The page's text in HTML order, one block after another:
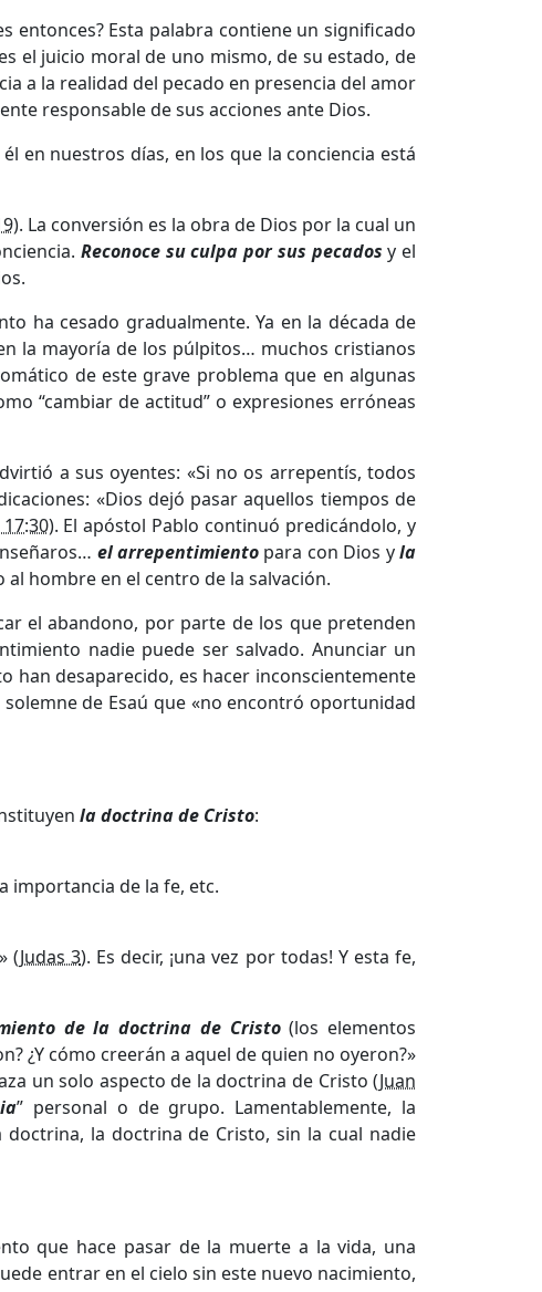
entonces? Esta palabra contiene un significado
el juicio moral de uno mismo, de su estado, de
a la realidad del pecado en presencia del amor
responsable de sus acciones ante Dios.
en nuestros días, en los que la conciencia está
). La conversión es la obra de Dios por la cual un
Reconoce su culpa por sus pecados y el
ha cesado gradualmente. Ya en la década de
la mayoría de los púlpitos… muchos cristianos
de este grave problema que en algunas
“cambiar de actitud” o expresiones erróneas
a sus oyentes: «Si no os arrepentís, todos
«Dios dejó pasar aquellos tiempos de
). El apóstol Pablo continuó predicándolo, y
el arrepentimiento para con Dios yla
hombre en el centro de la salvación.
el abandono, por parte de los que pretenden
nadie puede ser salvado. Anunciar un
han desaparecido, es hacer inconscientemente
de Esaú que «no encontró oportunidad
la doctrina de Cristo:
importancia de la fe, etc.
(Judas 3). Es decir, ¡una vez por todas! Y esta fe,
de la doctrina de Cristo(los elementos
¿Y cómo creerán a aquel de quien no oyeron?»
un solo aspecto de la doctrina de Cristo (Juan
” personal o de grupo. Lamentablemente, la
la doctrina de Cristo, sin la cual nadie
que hace pasar de la muerte a la vida, una
entrar en el cielo sin este nuevo nacimiento,